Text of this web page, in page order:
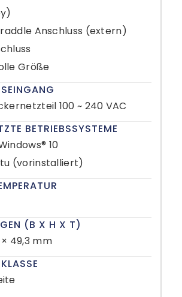
Anschluss (extern)
Größe
100 ~ 240 VAC
BETRIEBSSYSTEME
10
(vorinstalliert)
(B X H X T)
49,3 mm